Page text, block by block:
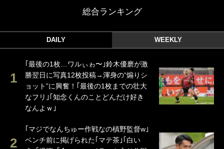
総合ランキング
DAILY WEEKLY
｢最後の1枚…ワルぃゎ〜｣鈴木優磨が激
勝翌日に写真12枚投稿→渾身の“煽りシ
ョット”に興奮！｢最後の1枚までの壮大
なフリ｣｢知念くんのことどんだけ好き
なんよｗ｣
｢マジでなんちゅー作戦なの槙野監督w｣
ベンチ前に掲げられた｢マテ茶｣｢白い